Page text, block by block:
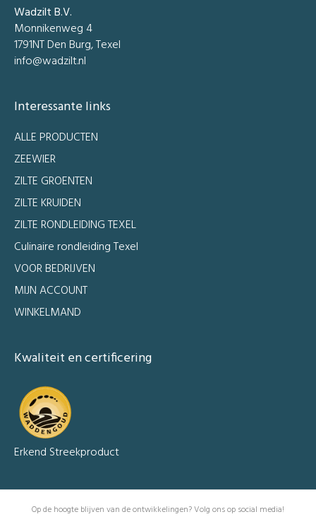
Wadzilt B.V.
Monnikenweg 4
1791NT Den Burg, Texel
info@wadzilt.nl
Interessante links
ALLE PRODUCTEN
ZEEWIER
ZILTE GROENTEN
ZILTE KRUIDEN
ZILTE RONDLEIDING TEXEL
Culinaire rondleiding Texel
VOOR BEDRIJVEN
MIJN ACCOUNT
WINKELMAND
Kwaliteit en certificering
Erkend Streekproduct
Op de hoogte blijven van de ontwikkelingen? Volg ons op social media!